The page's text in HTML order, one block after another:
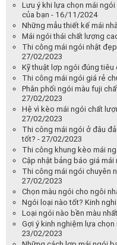
Lưu ý khi lựa chọn mái
của bạn - 16/11/2024
Những mẫu thiết kế mái
Mái ngói thái chất lượng
Thi công mái ngói nhật
27/02/2023
Kỹ thuật lợp ngói đúng
Thi công mái ngói giá rẻ
Phân phối ngói màu fuji
27/02/2023
Hệ vì kèo mái ngói chất
27/02/2023
Thi công mái ngói ở đâu
tốt? - 27/02/2023
Thi công khung kèo mái
Cập nhật bảng báo giá
Thi công mái ngói chuyên
27/02/2023
Chọn màu ngói cho ngôi
Ngói loại nào tốt? Kinh
Loại ngói nào bền màu
Gợi ý kinh nghiệm lựa
23/02/2023